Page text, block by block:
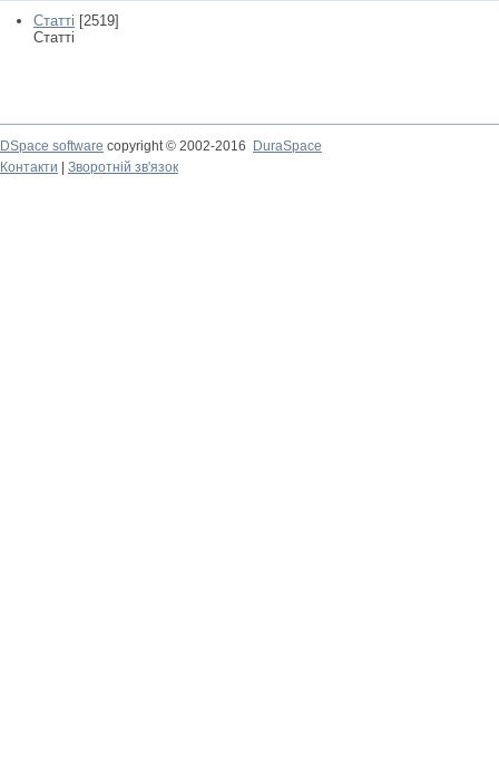
Статті [2519]
Статті
DSpace software copyright © 2002-2016
DuraSpace
Контакти
Зворотній зв'язок